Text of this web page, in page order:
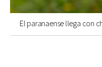
El paranaense llega con